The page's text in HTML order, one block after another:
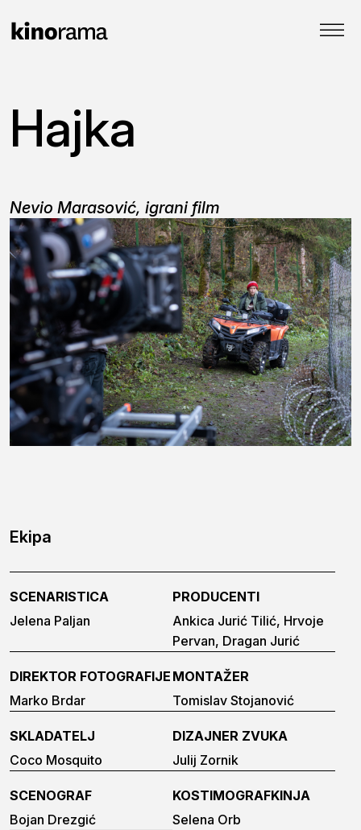
Hajka
Nevio Marasović, igrani film
Ekipa
SCENARISTICA
Jelena Paljan
PRODUCENTI
Ankica Jurić Tilić, Hrvoje
Pervan, Dragan Jurić
DIREKTOR FOTOGRAFIJE
Marko Brdar
MONTAŽER
Tomislav Stojanović
SKLADATELJ
Coco Mosquito
DIZAJNER ZVUKA
Julij Zornik
SCENOGRAF
Bojan Drezgić
KOSTIMOGRAFKINJA
Selena Orb